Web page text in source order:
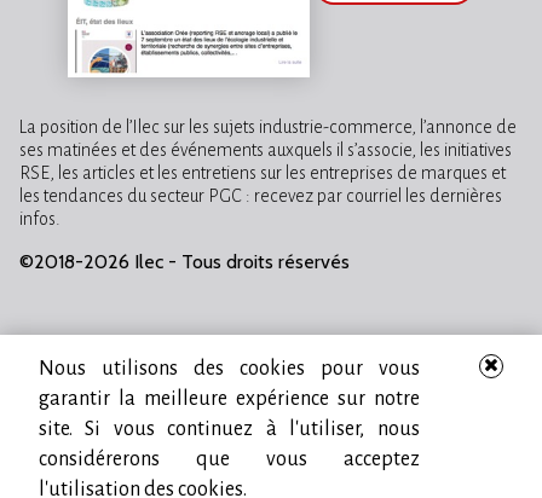
La position de l’Ilec sur les sujets industrie-commerce, l’annonce de
ses matinées et des événements auxquels il s’associe, les initiatives
RSE, les articles et les entretiens sur les entreprises de marques et
les tendances du secteur PGC : recevez par courriel les dernières
infos.
©2018-2026 Ilec - Tous droits réservés
Nous utilisons des cookies pour vous
garantir la meilleure expérience sur notre
site. Si vous continuez à l'utiliser, nous
considérerons que vous acceptez
l'utilisation des cookies.